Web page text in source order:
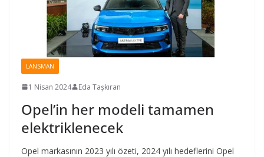
LANSMAN
1 Nisan 2024 Eda Taşkıran
Opel’in her modeli tamamen
elektriklenecek
Opel markasının 2023 yılı özeti, 2024 yılı hedeflerini Opel